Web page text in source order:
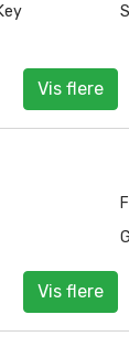
Vis flere
Vis flere